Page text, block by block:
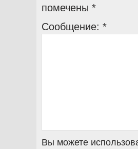
помечены *
Сообщение: *
Вы можете